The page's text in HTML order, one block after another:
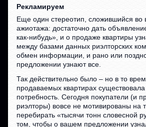
Рекламируем
Еще один стереотип, сложившийся во
ажиотажа: достаточно дать
как-нибудь», и о продаже квартиры
между базами данных риэлторских
обмен информации, и рано или
предложении узнают все.
Так действительно было – но в то
продаваемых квартирах
потребность. Сегодня покупатели (и
риэлторы) вовсе не мотивированы на
перебирать «тысячи тонн словесной
том, чтобы о вашем предложении